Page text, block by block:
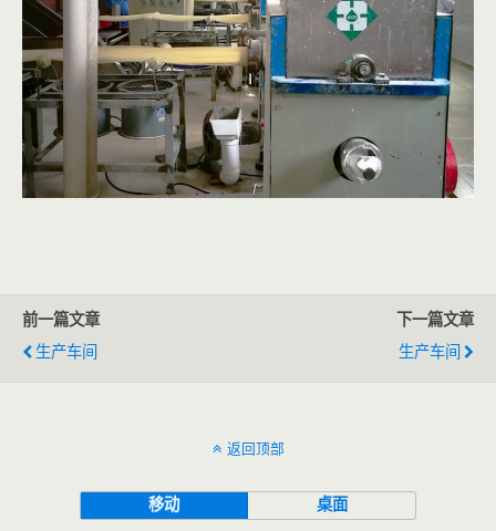
前一篇文章
生产车间
下一篇文章
生产车间
返回顶部
移动 桌面